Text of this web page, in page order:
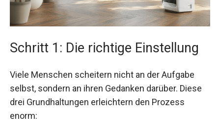
Schritt 1: Die richtige Einstellung
Viele Menschen scheitern nicht an der Aufgabe
selbst, sondern an ihren Gedanken darüber. Diese
drei Grundhaltungen erleichtern den Prozess
enorm: